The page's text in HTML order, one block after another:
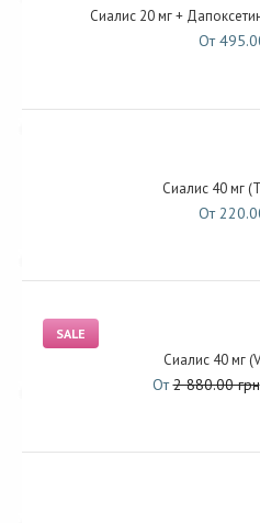
Сиалис 20 мг +
От
Сиалис 40 мг
От
SALE
Сиалис 40 мг
От2 880.00 грн